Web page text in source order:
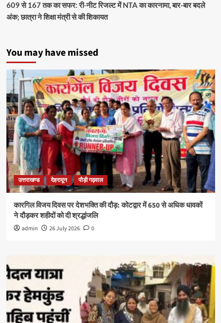
609 से 167 तक का सफर: री-नीट रिजल्ट में NTA का कारनामा, बार-बार बदले
अंक; छात्रा ने शिक्षा मंत्री से की शिकायत
You may have missed
उत्तराखण्ड देहरादून पौड़ी गढ़वाल
कारगिल विजय दिवस पर देशभक्ति की दौड़: कोटद्वार में 650 से अधिक धावकों
ने दौड़कर शहीदों को दी श्रद्धांजलि
admin 26 July 2026 0